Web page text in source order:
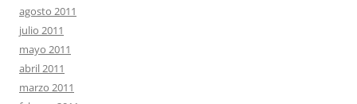
agosto 2011
julio 2011
mayo 2011
abril 2011
marzo 2011